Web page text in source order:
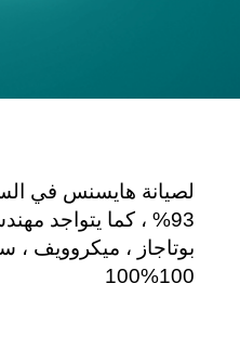
93% ، كما يتواجد
100%100